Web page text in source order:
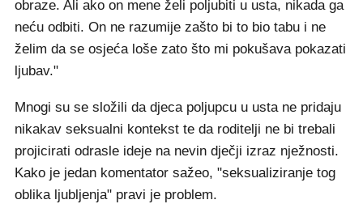
obraze. Ali ako on mene želi poljubiti u usta, nikada ga
neću odbiti. On ne razumije zašto bi to bio tabu i ne
želim da se osjeća loše zato što mi pokušava pokazati
ljubav."
Mnogi su se složili da djeca poljupcu u usta ne pridaju
nikakav seksualni kontekst te da roditelji ne bi trebali
projicirati odrasle ideje na nevin dječji izraz nježnosti.
Kako je jedan komentator sažeo, "seksualiziranje tog
oblika ljubljenja" pravi je problem.